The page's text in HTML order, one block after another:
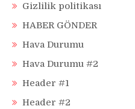
Gizlilik politikası
HABER GÖNDER
Hava Durumu
Hava Durumu #2
Header #1
Header #2